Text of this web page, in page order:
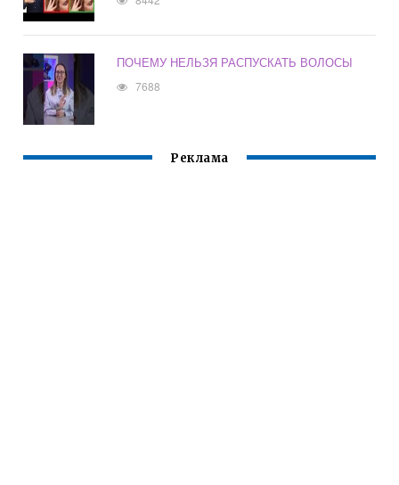
ПОЧЕМУ НЕЛЬЗЯ РАСПУСКАТЬ ВОЛОСЫ
7688
Реклама